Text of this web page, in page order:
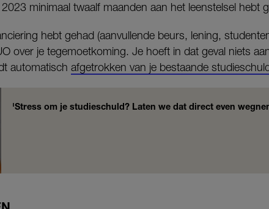
minimaal twaalf maanden aan het leenstelsel hebt
hebt gehad (aanvullende beurs, lening,
over je tegemoetkoming. Je hoeft in dat geval niets
automatisch afgetrokken van je bestaande
'Stress om je studieschuld? Laten we dat direct even